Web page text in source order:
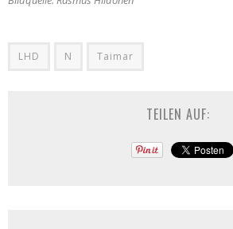
LHD N Taimar
TEILEN AUF: